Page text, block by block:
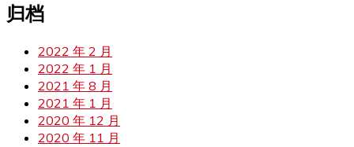
归档
2022 年 2 月
2022 年 1 月
2021 年 8 月
2021 年 1 月
2020 年 12 月
2020 年 11 月